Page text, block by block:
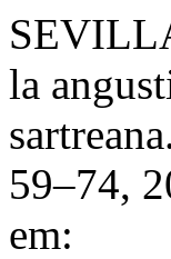
la
59–74,
em: